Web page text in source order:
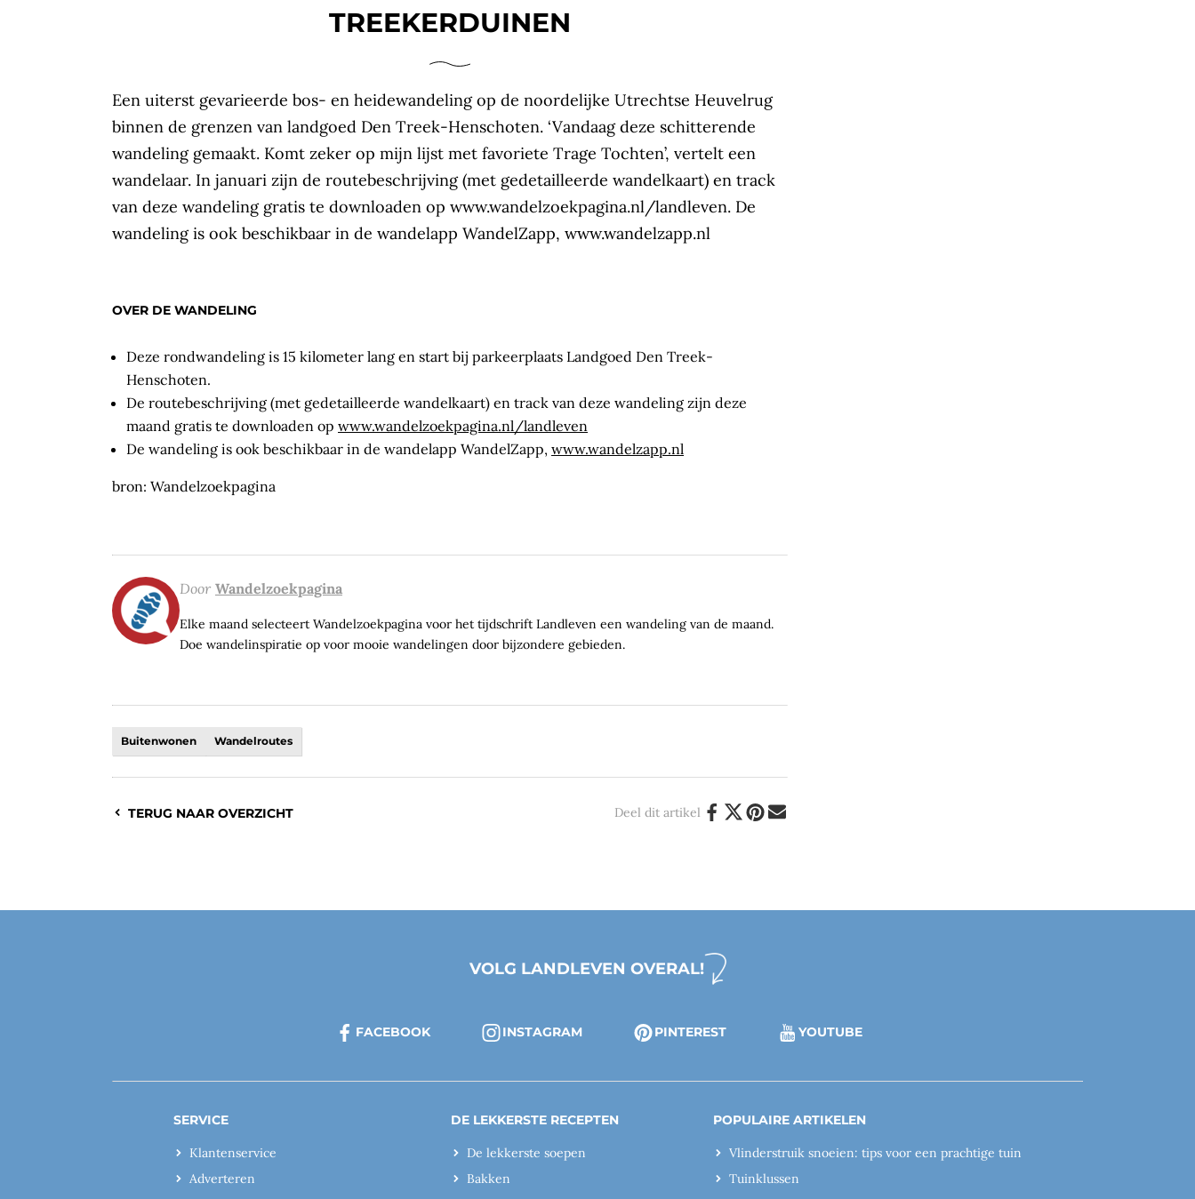
TREEKERDUINEN
Een uiterst gevarieerde bos- en heidewandeling op de noordelijke Utrechtse Heuvelrug
binnen de grenzen van landgoed Den Treek-Henschoten. ‘Vandaag deze schitterende
wandeling gemaakt. Komt zeker op mijn lijst met favoriete Trage Tochten’, vertelt een
wandelaar. In januari zijn de routebeschrijving (met gedetailleerde wandelkaart) en track
van deze wandeling gratis te downloaden op www.wandelzoekpagina.nl/landleven. De
wandeling is ook beschikbaar in de wandelapp WandelZapp, www.wandelzapp.nl
OVER DE WANDELING
Deze rondwandeling is 15 kilometer lang en start bij parkeerplaats Landgoed Den Treek-
Henschoten.
De routebeschrijving (met gedetailleerde wandelkaart) en track van deze wandeling zijn deze
maand gratis te downloaden op www.wandelzoekpagina.nl/landleven
De wandeling is ook beschikbaar in de wandelapp WandelZapp, www.wandelzapp.nl
bron: Wandelzoekpagina
Door Wandelzoekpagina
Elke maand selecteert Wandelzoekpagina voor het tijdschrift Landleven een wandeling van de maand.
Doe wandelinspiratie op voor mooie wandelingen door bijzondere gebieden.
Buitenwonen Wandelroutes
TERUG NAAR OVERZICHT Deel dit artikel
VOLG LANDLEVEN OVERAL!
FACEBOOK INSTAGRAM PINTEREST YOUTUBE
SERVICE
Klantenservice
Adverteren
DE LEKKERSTE RECEPTEN
De lekkerste soepen
Bakken
POPULAIRE ARTIKELEN
Vlinderstruik snoeien: tips voor een prachtige tuin
Tuinklussen